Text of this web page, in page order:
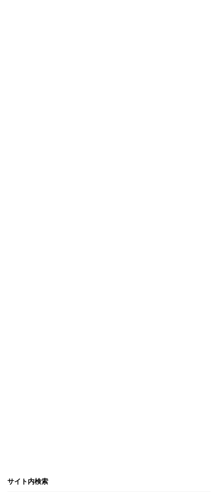
サイト内検索